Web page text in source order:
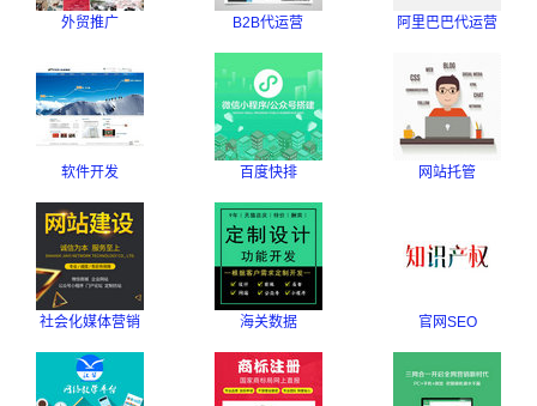
外贸推广 B2B代运营 阿里巴巴代运营
软件开发 百度快排 网站托管
社会化媒体营销 海关数据 官网SEO